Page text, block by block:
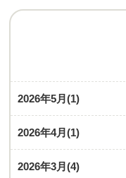
2026年5月(1)
2026年4月(1)
2026年3月(4)